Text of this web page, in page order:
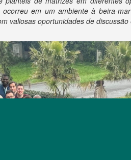
em um ambiente à beira-
valiosas oportunidades de discussão